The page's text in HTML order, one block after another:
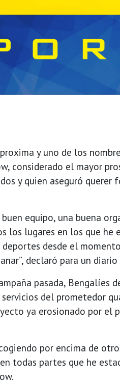
y uno de los
considerado el mayor
y quien aseguró querer
equipo, una buena
los lugares en los que he
desde el
declaró para un
pasada, Bengalíes
del prometedor
ya erosionado por el
por encima de
todas partes que he